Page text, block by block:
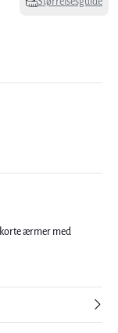
ærmer med